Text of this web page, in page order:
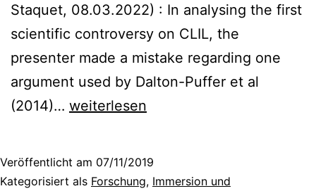
Staquet, 08.03.2022) : In analysing the first
scientific controversy on CLIL, the
presenter made a mistake regarding one
argument used by Dalton-Puffer et al
(2014)… Language
Scientific
weiterlesen
Veröffentlicht am 07/11/2019
Kategorisiert als Forschung, Immersion und